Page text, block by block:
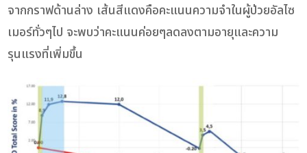
จากกราฟด้านล่าง เส้นสีแดงคือคะแนนความจำในผู้ป่วยอัลไซ
เมอร์ทั่วๆไป จะพบว่าคะแนนค่อยๆลดลงตามอายุและความ
รุนแรงที่เพิ่มขึ้น